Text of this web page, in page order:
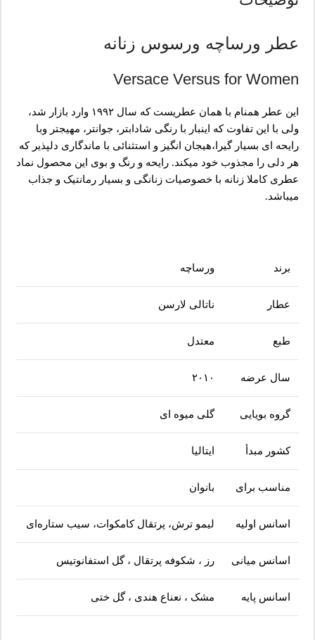
عطر ورساچه ورسوس زنانه
Versace Versus for Women
این عطر همنام با همان عطریست که سال ۱۹۹۲ وارد بازار شد،
ولی با این تفاوت که اینبار با رنگی شادابتر، جوانتر، مهیجتر وبا
رایحه ای بسیار گیرا،هیجان انگیز و استثنائی با ماندگاری دلپذیر که
هر دلی را مجذوب خود میکند. رایحه و رنگ و بوی این محصول نماد
عطری کاملا زنانه با خصوصیات زنانگی و بسیار رمانتیک و جذاب
میباشد.
برند ورساچه
عطار ناتالی لارسن
طبع معتدل
سال عرضه ۲۰۱۰
گروه بویایی گلی میوه ای
کشور مبدأ ایتالیا
مناسب برای بانوان
اسانس اولیه لیمو ترش، پرتقال کامکوات، سیب ستاره‌ای
اسانس میانی رز ، شکوفه پرتقال ، گل استفانوتیس
اسانس پایه مشک ، نعناع هندی ، گل ختی